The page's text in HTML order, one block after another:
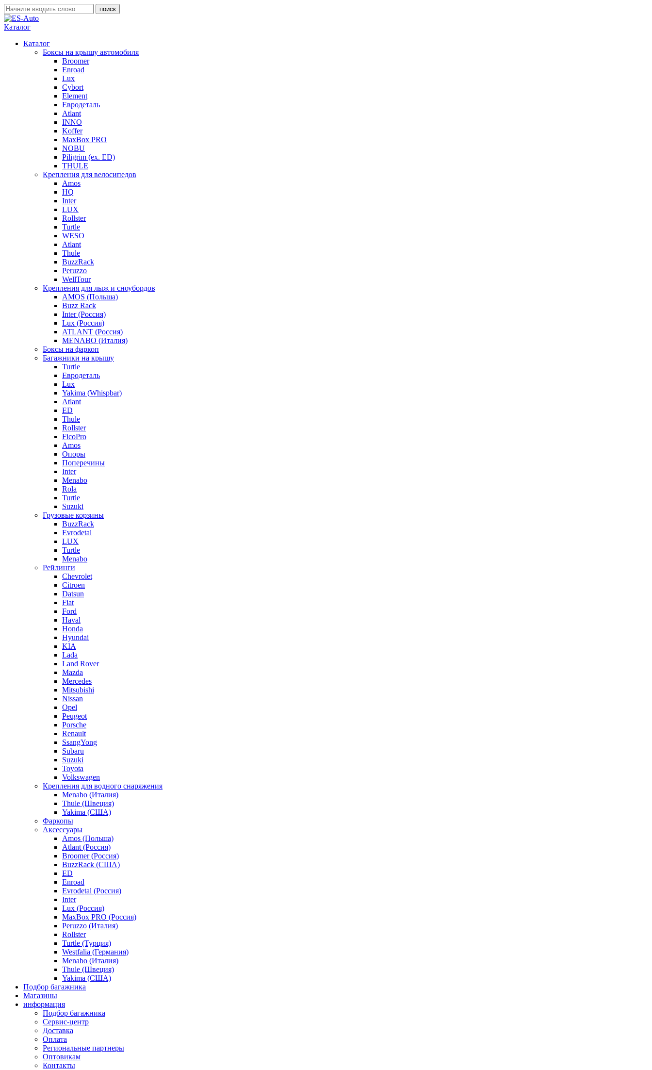
Каталог
Каталог
Боксы на крышу автомобиля
Broomer
Enroad
Lux
Cybort
Element
Евродеталь
Atlant
INNO
Koffer
MaxBox PRO
NOBU
Piligrim (ex. ED)
THULE
Крепления для велосипедов
Amos
HQ
Inter
LUX
Rollster
Turtle
WESO
Atlant
Thule
BuzzRack
Peruzzo
WellTour
Крепления для лыж и сноубордов
AMOS (Польша)
Buzz Rack
Inter (Россия)
Lux (Россия)
ATLANT (Россия)
MENABO (Италия)
Боксы на фаркоп
Багажники на крышу
Turtle
Евродеталь
Lux
Yakima (Whispbar)
Atlant
ED
Thule
Rollster
FicoPro
Amos
Опоры
Поперечины
Inter
Menabo
Rola
Turtle
Suzuki
Грузовые корзины
BuzzRack
Evrodetal
LUX
Turtle
Menabo
Рейлинги
Chevrolet
Citroen
Datsun
Fiat
Ford
Haval
Honda
Hyundai
KIA
Lada
Land Rover
Mazda
Mercedes
Mitsubishi
Nissan
Opel
Peugeot
Porsche
Renault
SsangYong
Subaru
Suzuki
Toyota
Volkswagen
Крепления для водного снаряжения
Menabo (Италия)
Thule (Швеция)
Yakima (США)
Фаркопы
Аксессуары
Amos (Польша)
Atlant (Россия)
Broomer (Россия)
BuzzRack (США)
ED
Enroad
Evrodetal (Россия)
Inter
Lux (Россия)
MaxBox PRO (Россия)
Peruzzo (Италия)
Rollster
Turtle (Турция)
Westfalia (Германия)
Menabo (Италия)
Thule (Швеция)
Yakima (США)
Подбор багажника
Магазины
информация
Подбор багажника
Сервис-центр
Доставка
Оплата
Региональные партнеры
Оптовикам
Контакты